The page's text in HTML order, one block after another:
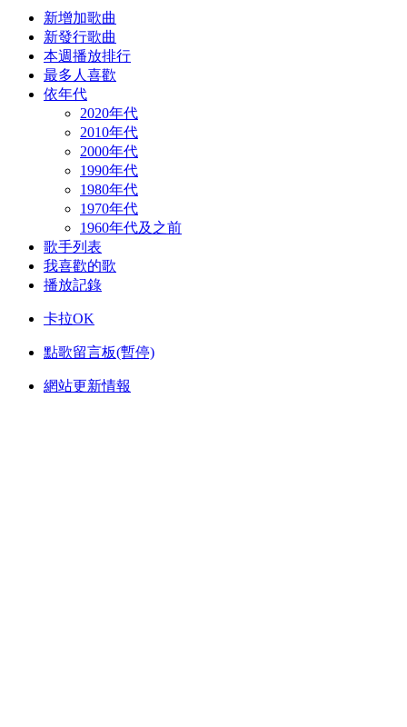
新增加歌曲
新發行歌曲
本週播放排行
最多人喜歡
依年代
2020年代
2010年代
2000年代
1990年代
1980年代
1970年代
1960年代及之前
歌手列表
我喜歡的歌
播放記錄
卡拉OK
點歌留言板(暫停)
網站更新情報